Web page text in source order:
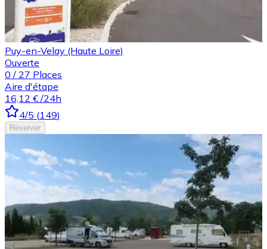
Puy-en-Velay (Haute Loire)
Ouverte
0 / 27 Places
Aire d'étape
16,12 € /24h
4/5 (149)
Réserver